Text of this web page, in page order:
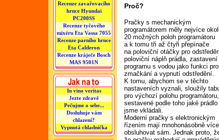
Recenze zavařovacího
hrnce Hyundai
PC200SS
Recenze tyčového
mixéru Eta Vassa 7055
Recenze parního hrnce
Eta Calderon
Recenze kráječe Bosch
MAS 9501N
In vino veritas
Jezte zdravě
Pečujme o sebe...
Dosluhuje vám
chlazení?
Vypnutá chladnička
Proč?
Pračky s mechanickým
programátorem měly nejvíce
20 možných poloh programátoru
a k tomu tři až čtyři přepínače
na poloviční otáčky pro
poloviční náplň prádla, zastavení
programu s vodou jako funkci
zmačkání a vypnutí odstředění.
K tomu, abychom se v těchto
nastaveních vyznali, sloužily
pro výchozí polohu programátoru,
sestavené podle toho jaké prádlo
jsme vkládali.
Moderní pračky s elektronickým
řízením mají mnohonásobně
obsluhovat sám. Jednak proto,